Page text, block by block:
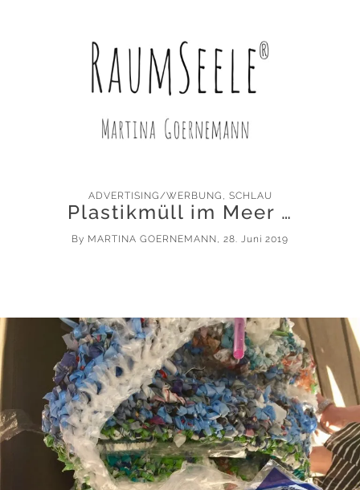
ADVERTISING/WERBUNG , SCHLAU
Plastikmüll im Meer …
By MARTINA GOERNEMANN , 28. Juni 2019